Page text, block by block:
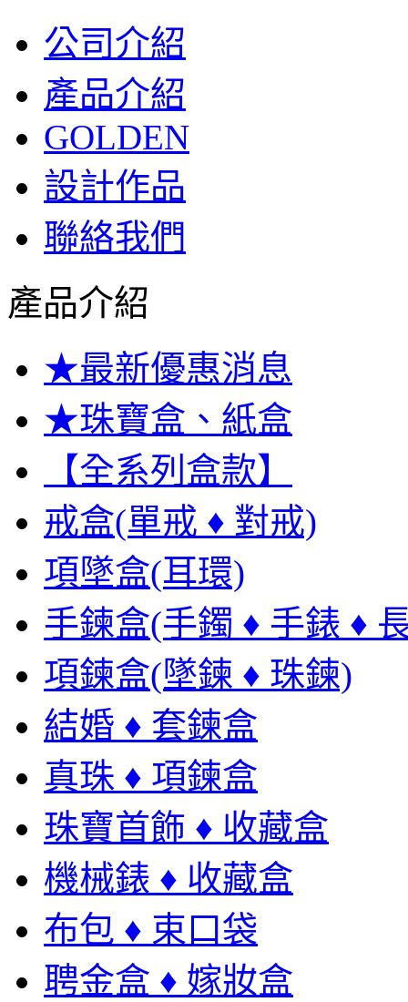
公司介紹
產品介紹
GOLDEN
設計作品
聯絡我們
產品介紹
★最新優惠消息
★珠寶盒、紙盒
【全系列盒款】
戒盒(單戒 ♦ 對戒)
項墜盒(耳環)
手鍊盒(手鐲 ♦ 手錶 ♦
項鍊盒(墜鍊 ♦ 珠鍊)
結婚 ♦ 套鍊盒
真珠 ♦ 項鍊盒
珠寶首飾 ♦ 收藏盒
機械錶 ♦ 收藏盒
布包 ♦ 束口袋
聘金盒 ♦ 嫁妝盒